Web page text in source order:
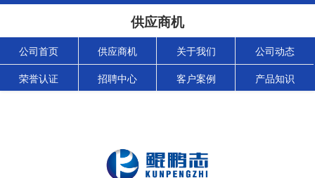
供应商机
公司首页 供应商机 关于我们 公司动态
荣誉认证 招聘中心 客户案例 产品知识